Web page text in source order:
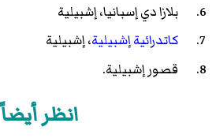
بلازا دي إسبانيا، إشبيلية
كاتدرائية إشبيلية، إشبيلية
قصور إشبيلية.
انظر أيضاً